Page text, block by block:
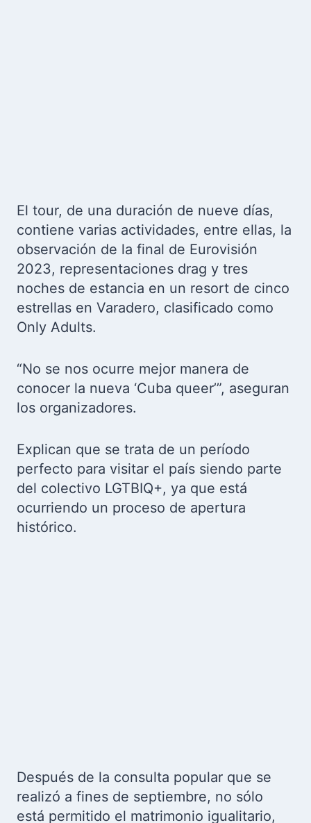
El tour, de una duración de nueve días,
contiene varias actividades, entre ellas, la
observación de la final de Eurovisión
2023, representaciones drag y tres
noches de estancia en un resort de cinco
estrellas en Varadero, clasificado como
Only Adults.
“No se nos ocurre mejor manera de
conocer la nueva ‘Cuba queer’”, aseguran
los organizadores.
Explican que se trata de un período
perfecto para visitar el país siendo parte
del colectivo LGTBIQ+, ya que está
ocurriendo un proceso de apertura
histórico.
Después de la consulta popular que se
realizó a fines de septiembre, no sólo
está permitido el matrimonio igualitario,